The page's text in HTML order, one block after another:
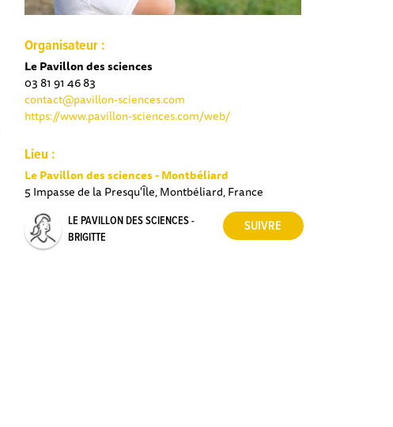
Organisateur :
Le Pavillon des sciences
03 81 91 46 83
contact@pavillon-sciences.com
https://www.pavillon-sciences.com/web/
Lieu :
Le Pavillon des sciences - Montbéliard
5 Impasse de la Presqu'Île, Montbéliard, France
LE PAVILLON DES SCIENCES -
BRIGITTE